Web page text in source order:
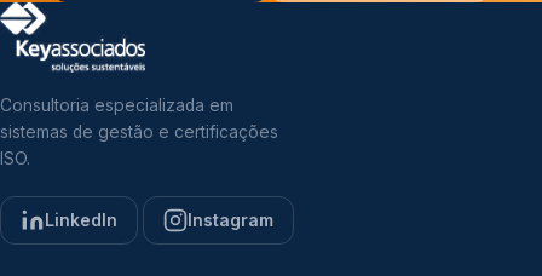
Consultoria especializada em
sistemas de gestão e certificações
ISO.
LinkedIn Instagram